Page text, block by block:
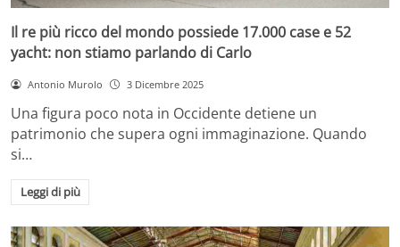
Il re più ricco del mondo possiede 17.000 case e 52
yacht: non stiamo parlando di Carlo
Antonio Murolo 3 Dicembre 2025
Una figura poco nota in Occidente detiene un
patrimonio che supera ogni immaginazione. Quando
si…
Leggi di più